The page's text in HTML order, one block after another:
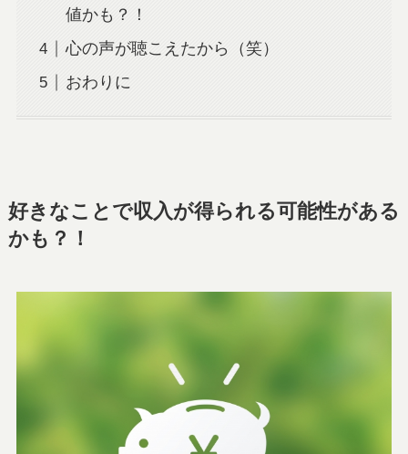
値かも？！
心の声が聴こえたから（笑）
おわりに
好きなことで収入が得られる可能性がある
かも？！